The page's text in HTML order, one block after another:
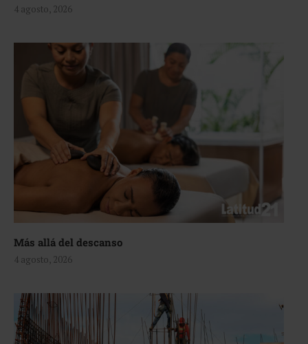
4 agosto, 2026
Más allá del descanso
4 agosto, 2026